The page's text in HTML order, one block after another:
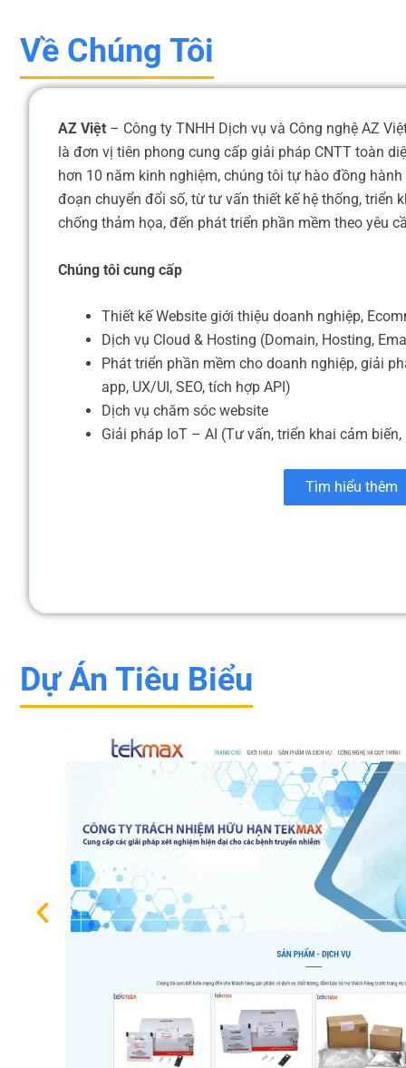
Về Chúng Tôi
AZ Việt – Công ty TNHH Dịch vụ và Công nghệ AZ
là đơn vị tiên phong cung cấp giải pháp CNTT toàn
hơn 10 năm kinh nghiệm, chúng tôi tự hào đồng
đoạn chuyển đổi số, từ tư vấn thiết kế hệ thống, triển
chống thảm họa, đến phát triển phần mềm theo yêu
Chúng tôi cung cấp
Thiết kế Website giới thiệu doanh nghiệp,
Dịch vụ Cloud & Hosting (Domain, Hosting,
Phát triển phần mềm cho doanh nghiệp, giải
app, UX/UI, SEO, tích hợp API)
Dịch vụ chăm sóc website
Giải pháp IoT – AI (Tư vấn, triển khai cảm
Tìm hiểu thêm
Dự Án Tiêu Biểu